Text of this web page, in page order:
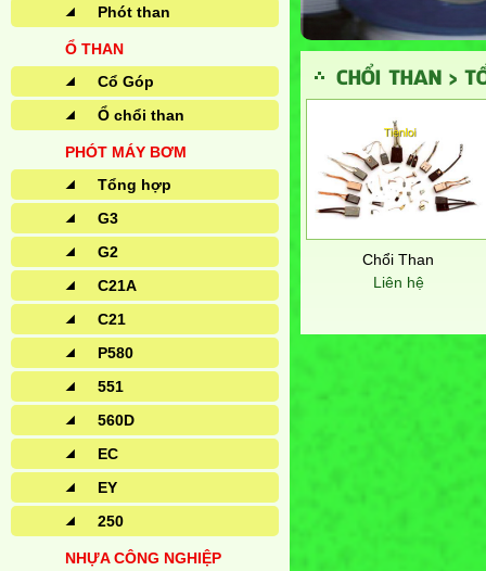
Phót than
Ổ THAN
Cổ Góp
Ổ chổi than
PHÓT MÁY BƠM
Tổng hợp
G3
G2
C21A
C21
P580
551
560D
EC
EY
250
NHỰA CÔNG NGHIỆP
CHỔI THAN >
Chổi Than
Liên hệ